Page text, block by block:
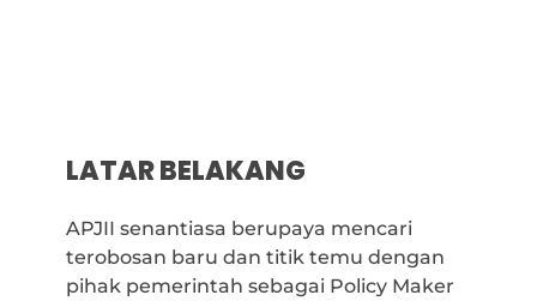
LATAR BELAKANG
APJII senantiasa berupaya mencari
terobosan baru dan titik temu dengan
pihak pemerintah sebagai Policy Maker